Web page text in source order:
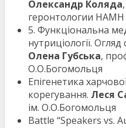
Олександр Коляда
геронтологии
5. Функціональна
нутриціології.
Олена Губська,
О.О.Богомольця
Епігенетика
корегування. Леся
ім. О.О.Богомольця
Battle “Speakers vs.